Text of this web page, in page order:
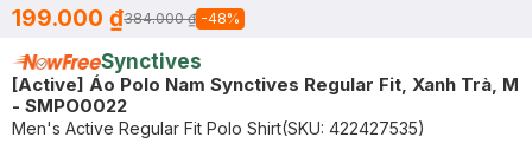
199.000 ₫384.000 ₫ -48%
Synctives
[Active] Áo Polo Nam Synctives Regular Fit, Xanh Trà, M
- SMPO0022
Men's Active Regular Fit Polo Shirt(SKU: 422427535)